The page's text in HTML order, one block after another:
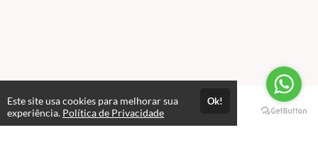
Páginas
Este site usa cookies para melhorar sua
experiência. Política de Privacidade
Ok!